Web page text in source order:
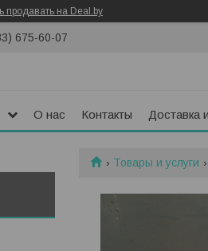
продавать на Deal.by
675-60-07
О нас Контакты Доставка
Товары и услуги